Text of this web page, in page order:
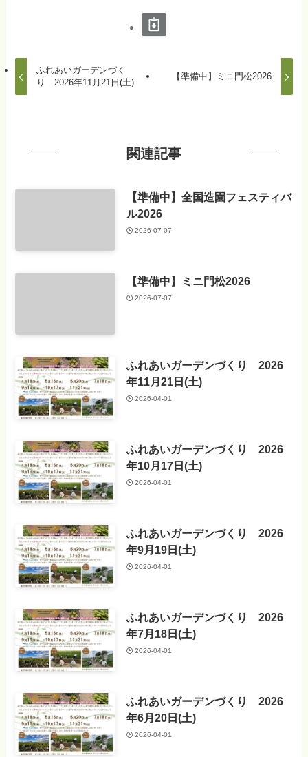
ふれあいガーデンづく
り 2026年11月21日(土)
【準備中】ミニ門松2026
関連記事
【準備中】全国造園フェスティバ
ル2026
2026-07-07
【準備中】ミニ門松2026
2026-07-07
ふれあいガーデンづくり 2026
年11月21日(土)
2026-04-01
ふれあいガーデンづくり 2026
年10月17日(土)
2026-04-01
ふれあいガーデンづくり 2026
年9月19日(土)
2026-04-01
ふれあいガーデンづくり 2026
年7月18日(土)
2026-04-01
ふれあいガーデンづくり 2026
年6月20日(土)
2026-04-01